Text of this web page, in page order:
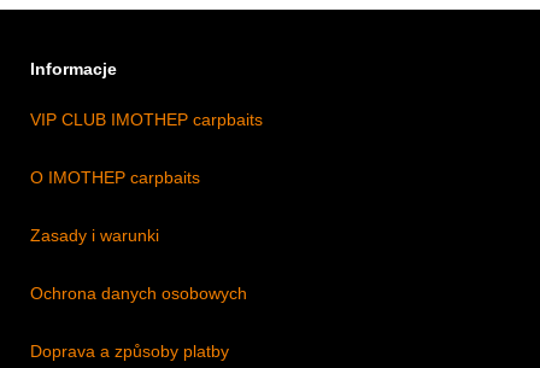
Informacje
VIP CLUB IMOTHEP carpbaits
O IMOTHEP carpbaits
Zasady i warunki
Ochrona danych osobowych
Doprava a způsoby platby